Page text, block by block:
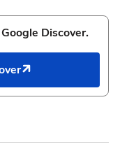
Discover.